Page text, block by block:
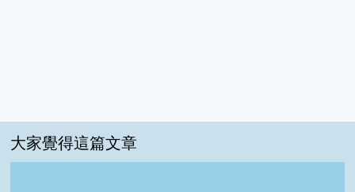
大家覺得這篇文章